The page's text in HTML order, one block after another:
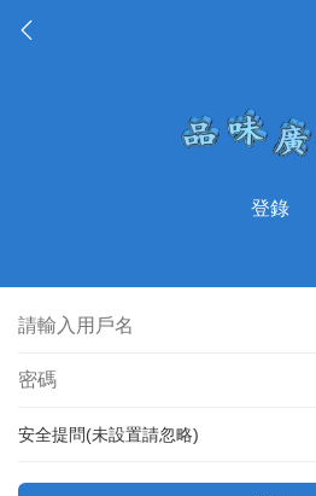
登錄
安全提問(未設置請忽略)